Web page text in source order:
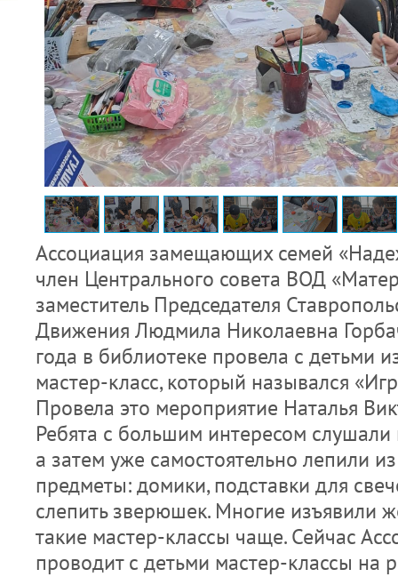
Ассоциация замещающих семей
член Центрального совета ВОД
заместитель Председателя
Движения Людмила Николаевна
года в библиотеке провела с детьми
мастер-класс, который назывался
Провела это мероприятие Наталья
Ребята с большим интересом слушали
а затем уже самостоятельно лепили
предметы: домики, подставки для
слепить зверюшек. Многие изъявили
такие мастер-классы чаще. Сейчас
проводит с детьми мастер-классы на
19.12.2021